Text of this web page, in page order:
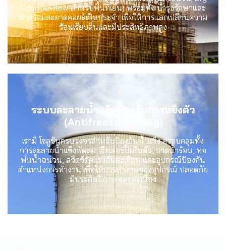
Counter-flow สำหรับพื้นที่เย็น) พร้อมทั้ง บำรุงรักษาและ
ทำความสะอาดคอยล์เป็นประจำ เพื่อให้การแลกเปลี่ยนความ
ร้อนเรียบลื่นและมีประสิทธิภาพสูง
ระบบละลายน้ำแข็งป้องกันการแข็งตัว
(Antifreeze Deicing)
เรามี โซลูชันครบวงจรสำหรับป้องกันน้ำแข็ง ครอบคลุมทั้ง
การละลายน้ำแข็งพัดลม, ฮีตเตอร์ปั๊มในตัว, ถาดน้ำร้อน, ท่อ
พ่นน้ำฉนวน, สวิตช์ตัดแรงสั่นสะเทือน และอุปกรณ์ป้องกัน
ตำแหน่งการทำงาน เพื่อให้การทำงานของอุปกรณ์ ปลอดภัย
มีประสิทธิภาพ และต่อเนื่อง